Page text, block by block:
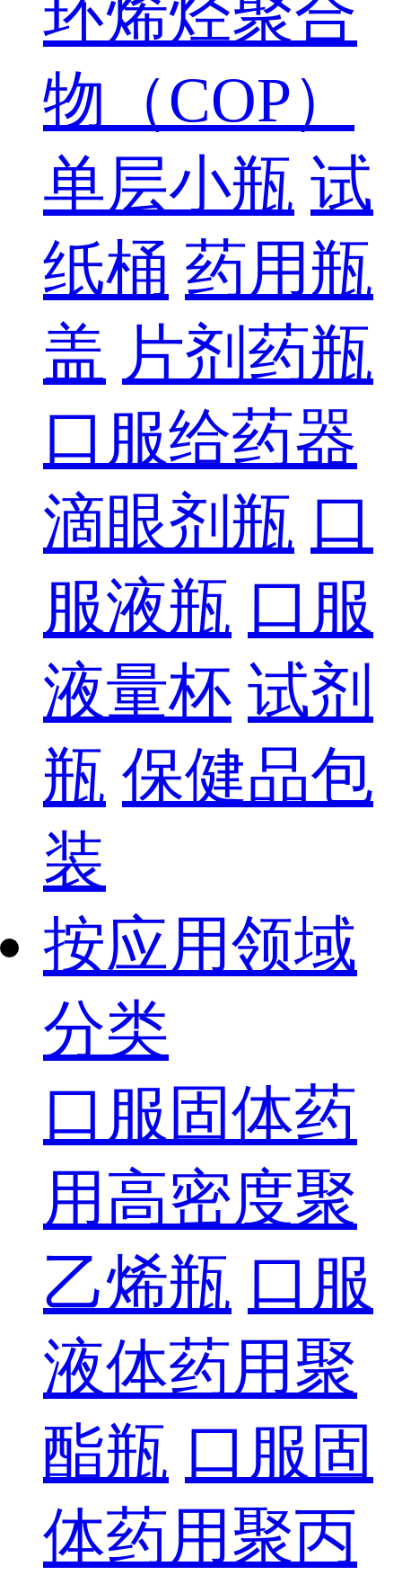
环烯烃聚合
物（COP）
单层小瓶 试
纸桶 药用瓶
盖 片剂药瓶
口服给药器
滴眼剂瓶 口
服液瓶 口服
液量杯 试剂
瓶 保健品包
装
按应用领域
分类
口服固体药
用高密度聚
乙烯瓶 口服
液体药用聚
酯瓶 口服固
体药用聚丙